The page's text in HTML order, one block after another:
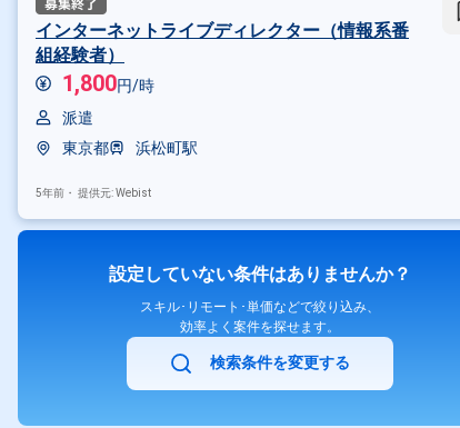
インターネットライブディレクター（情報系番
組経験者）
1,800円/時
派遣
東京都
浜松町駅
5年前・ 提供元: Webist
設定していない条件はありませんか？
スキル･リモート･単価などで絞り込み、
効率よく案件を探せます。
検索条件を変更する